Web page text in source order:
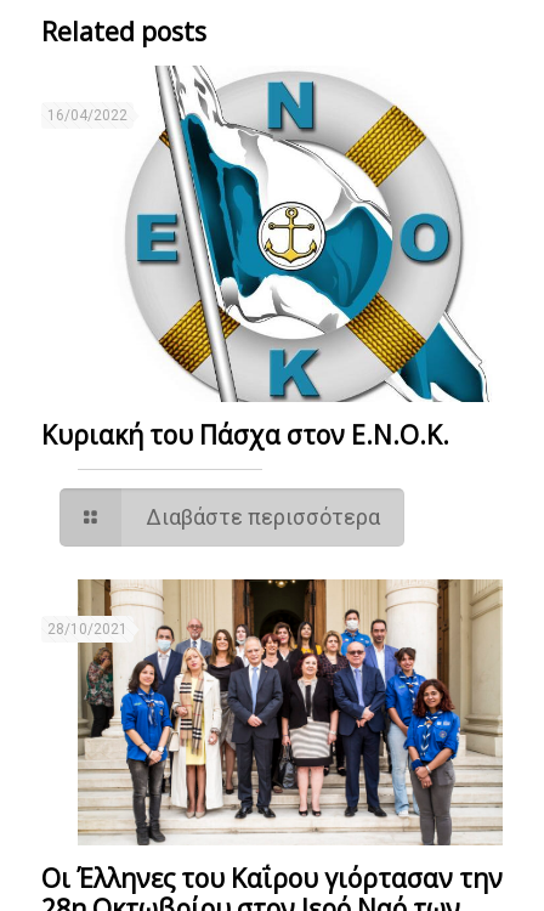
Related posts
16/04/2022
Κυριακή του Πάσχα στον Ε.Ν.Ο.Κ.
Διαβάστε περισσότερα
28/10/2021
Οι Έλληνες του Καΐρου γιόρτασαν την